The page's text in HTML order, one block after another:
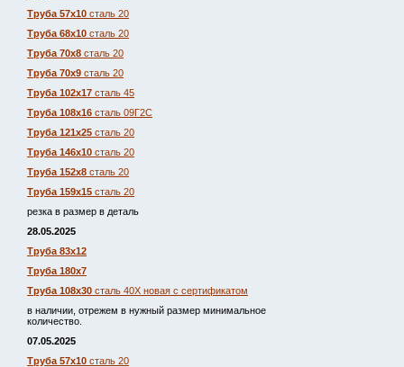
Труба 57х10 сталь 20
Труба 68х10 сталь 20
Труба 70х8 сталь 20
Труба 70х9 сталь 20
Труба 102х17 сталь 45
Труба 108х16 сталь 09Г2С
Труба 121х25 сталь 20
Труба 146х10 сталь 20
Труба 152х8 сталь 20
Труба 159х15 сталь 20
резка в размер в деталь
28.05.2025
Труба 83х12
Труба 180х7
Труба 108х30 сталь 40Х новая с сертификатом
в наличии, отрежем в нужный размер минимальное
количество.
07.05.2025
Труба 57х10 сталь 20